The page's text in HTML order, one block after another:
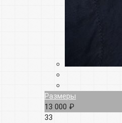
Размеры
13 000 ₽
33